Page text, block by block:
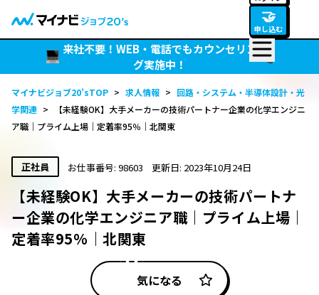
🤝
申し込む
来社不要！WEB・電話でもカウンセリン
グ実施中！
マイナビジョブ20’sTOP > 求人情報 > 回路・システム・半導体設計・光
学関連 >
【未経験OK】大手メーカーの技術パートナー企業の化学エンジニ
ア職｜プライム上場｜定着率95％｜北関東
正社員 お仕事番号: 98603 更新日: 2023年10月24日
【未経験OK】大手メーカーの技術パートナ
ー企業の化学エンジニア職｜プライム上場｜
定着率95％｜北関東
気になる